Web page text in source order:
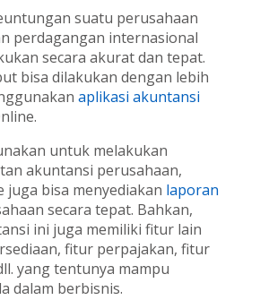
suatu perusahaan
perdagangan internasional
secara akurat dan tepat.
bisa dilakukan dengan lebih
aplikasi akuntansi
untuk melakukan
akuntansi perusahaan,
juga bisa menyediakan laporan
secara tepat. Bahkan,
ini juga memiliki fitur lain
fitur perpajakan, fitur
yang tentunya mampu
dalam berbisnis.